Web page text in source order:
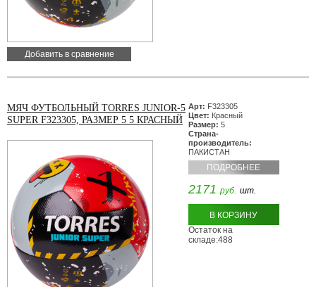
Добавить в сравнение
МЯЧ ФУТБОЛЬНЫЙ TORRES JUNIOR-5
SUPER F323305, РАЗМЕР 5 5 КРАСНЫЙ
Арт: F323305
Цвет: Красный
Размер: 5
Страна-
производитель:
ПАКИСТАН
ПОДРОБНЕЕ
2171 руб. шт.
В КОРЗИНУ
Остаток на
складе:488